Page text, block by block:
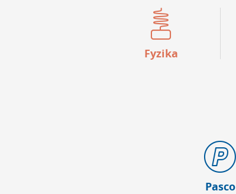
Fyzika
Pasco